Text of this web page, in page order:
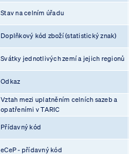
Stav na celním úřadu
Doplňkový kód zboží (statistický znak)
Svátky jednotlivých zemí a jejich regionů
Odkaz
Vztah mezi uplatněním celních sazeb a
opatřeními v TARIC
Přídavný kód
eCeP - přídavný kód